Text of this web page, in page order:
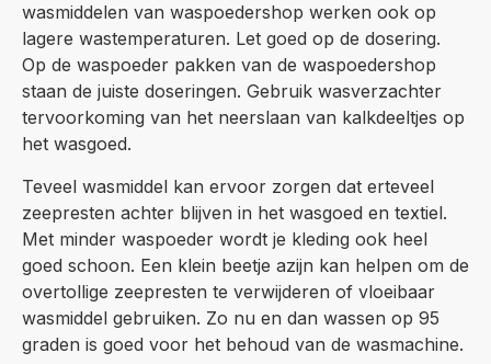
wasmiddelen van waspoedershop werken ook op
lagere wastemperaturen. Let goed op de dosering.
Op de waspoeder pakken van de waspoedershop
staan de juiste doseringen. Gebruik wasverzachter
tervoorkoming van het neerslaan van kalkdeeltjes op
het wasgoed.
Teveel wasmiddel kan ervoor zorgen dat erteveel
zeepresten achter blijven in het wasgoed en textiel.
Met minder waspoeder wordt je kleding ook heel
goed schoon. Een klein beetje azijn kan helpen om de
overtollige zeepresten te verwijderen of vloeibaar
wasmiddel gebruiken. Zo nu en dan wassen op 95
graden is goed voor het behoud van de wasmachine.